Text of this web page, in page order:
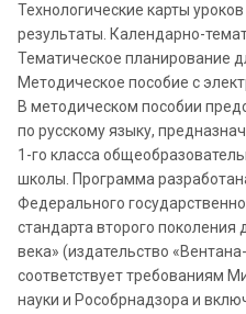
Технологические карты
результаты. Календарно-
Тематическое планирование
Методическое пособие с
В методическом пособии
по русскому языку,
1-го класса
школы. Программа
Федерального
стандарта второго
века» (издательство
соответствует требованиям
науки и Рособрнадзора и